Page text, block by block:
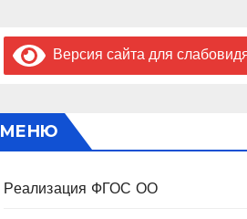
Версия сайта для
МЕНЮ
Реализация ФГОС ОО